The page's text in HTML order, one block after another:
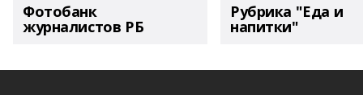
Фотобанк
журналистов РБ
Рубрика "Еда и
напитки"